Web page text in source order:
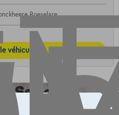
Roeselare
véhicule